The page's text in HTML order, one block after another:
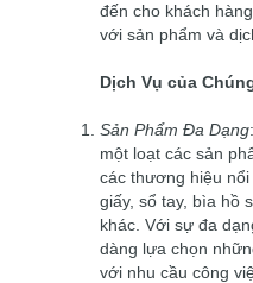
đến cho khách
với sản phẩm và
Dịch Vụ của
Sản Phẩm Đa Dạng
một loạt các sản
các thương hiệu nổi
giấy, sổ tay, bìa hồ
khác. Với sự đa
dàng lựa chọn
với nhu cầu công